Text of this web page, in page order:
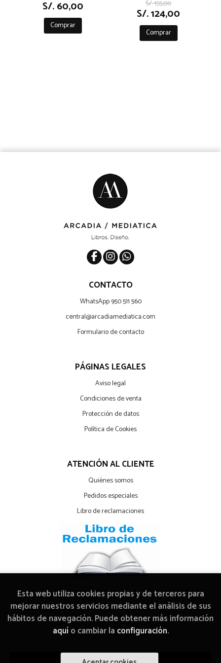
S/. 60,00
Comprar
S/. 155,00
S/. 124,00
Comprar
CONTACTO
WhatsApp 950 511 560
central@arcadiamediatica.com
Formulario de contacto
PÁGINAS LEGALES
Aviso legal
Condiciones de venta
Protección de datos
Política de Cookies
ATENCIÓN AL CLIENTE
Quiénes somos
Pedidos especiales
Libro de reclamaciones
2026 ©Librería Arcadia Mediática. Todos los Derechos
Reservados |Grupo Trevenque
Esta web utiliza cookies propias y de terceros para
mejorar nuestros servicios mediante el análisis de sus
hábitos de navegación. Puede obtener más información
aquío cambiar la configuración.